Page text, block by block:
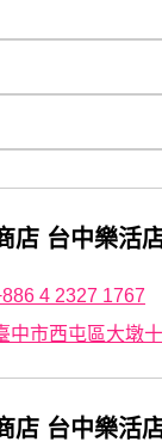
店 台中樂活
4 2327 1767
中市西屯區大墩
店 台中樂活